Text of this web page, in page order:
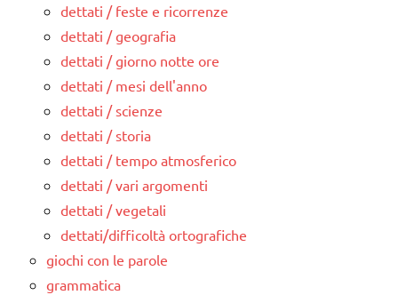
dettati / feste e ricorrenze
dettati / geografia
dettati / giorno notte ore
dettati / mesi dell'anno
dettati / scienze
dettati / storia
dettati / tempo atmosferico
dettati / vari argomenti
dettati / vegetali
dettati/difficoltà ortografiche
giochi con le parole
grammatica